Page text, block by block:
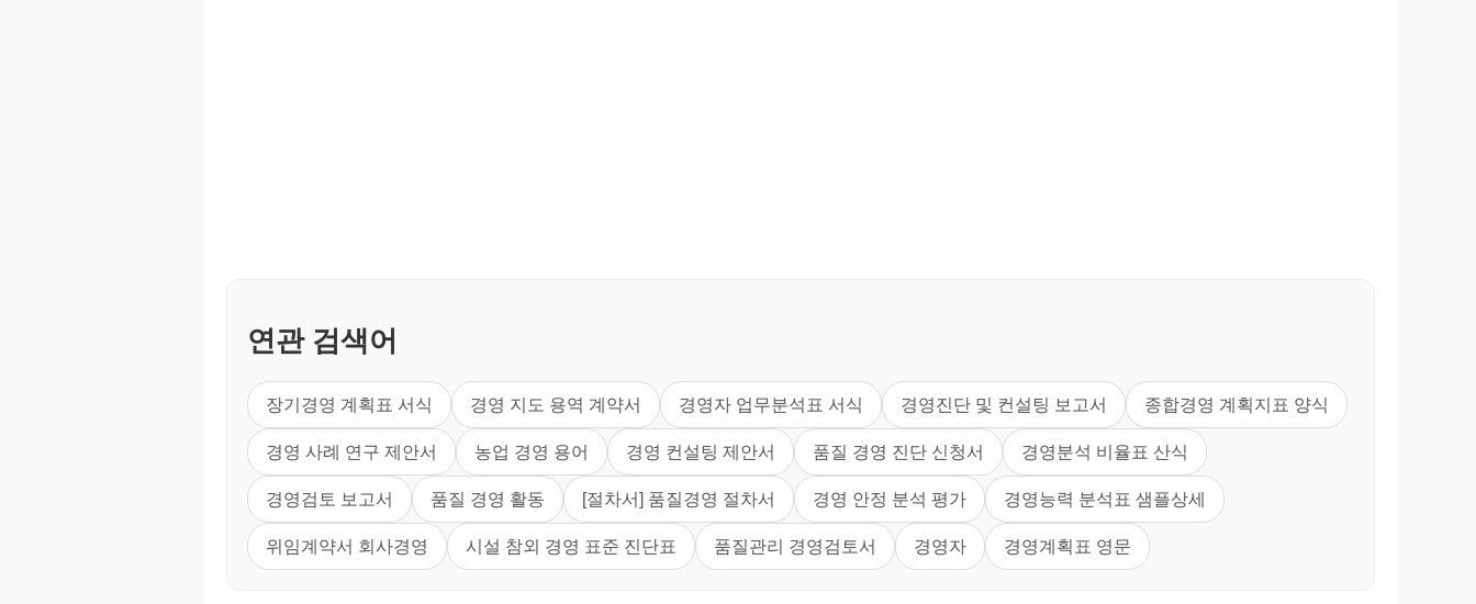
연관 검색어
장기경영 계획표 서식 경영 지도 용역 계약서 경영자 업무분석표 서식 경영진단 및 컨설팅 보고서 종합경영 계획지표 양식
경영 사례 연구 제안서 농업 경영 용어 경영 컨설팅 제안서 품질 경영 진단 신청서 경영분석 비율표 산식
경영검토 보고서 품질 경영 활동 [절차서] 품질경영 절차서 경영 안정 분석 평가 경영능력 분석표 샘플상세
위임계약서 회사경영 시설 참외 경영 표준 진단표 품질관리 경영검토서 경영자 경영계획표 영문